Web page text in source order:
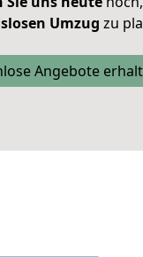
Umzug zu
Angebote